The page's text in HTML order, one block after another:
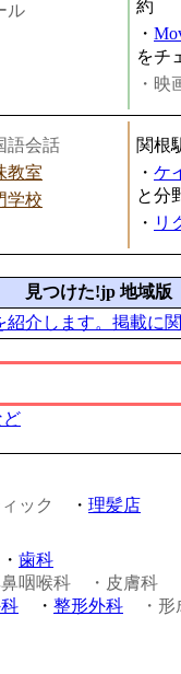
ル
約
・
をチ
・映
語会話
教室
学校
関根
・ ケ
と分
・ リ
見つけた!jp 地域版
紹介します。掲載に
ど
ック ・ 理髪店
歯科
鼻咽喉科 ・皮膚科
・ 整形外科
・